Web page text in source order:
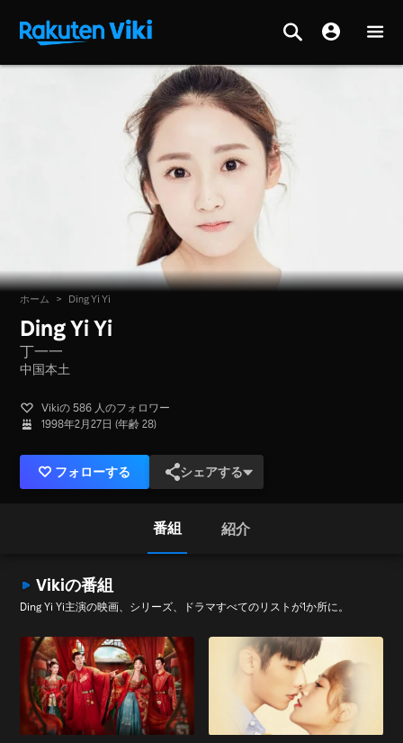
ホーム > Ding Yi Yi
Ding Yi Yi
丁一一
中国本土
Vikiの 586 人のフォロワー
1998年2月27日 (年齢 28)
フォローする シェアする
番組 紹介
Vikiの番組
Ding Yi Yi主演の映画、シリーズ、ドラマすべてのリストが1か所に。